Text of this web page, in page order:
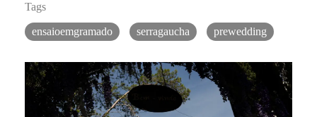
Tags
ensaioemgramado serragaucha prewedding